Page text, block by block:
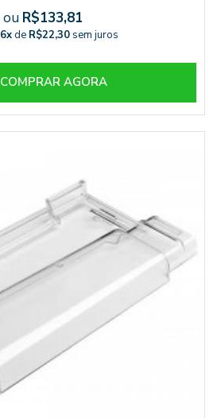
ou R$133,81
6xde R$22,30 sem juros
COMPRAR AGORA